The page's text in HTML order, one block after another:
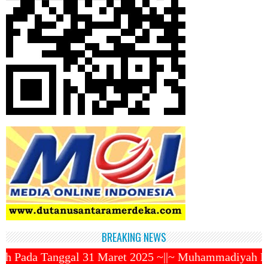
BREAKING NEWS
2025 ~||~ Muhammadiyah Luncurkan Ojek